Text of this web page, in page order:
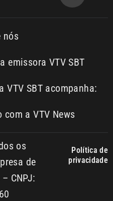
nós
emissora VTV SBT
VTV SBT acompanha:
a VTV News
os
de
CNPJ:
Política de
privacidade